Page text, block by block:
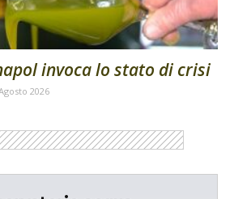
invoca lo stato di crisi
2026